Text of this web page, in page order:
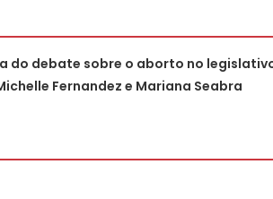
do debate sobre o aborto no
Fernandez e Mariana Seabra